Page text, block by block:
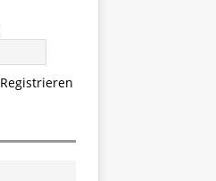
Registrieren